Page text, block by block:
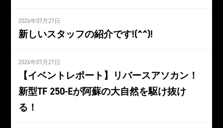
2026年07月27日
新しいスタッフの紹介です!(^^)!
2026年07月27日
【イベントレポート】リバースアソカン！
新型TF 250-Eが阿蘇の大自然を駆け抜け
る！